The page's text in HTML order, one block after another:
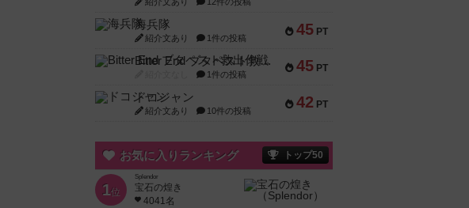
45 PT
海兵隊
紹介文あり 1件の投稿
45 PT
Bitter End ブタペスト救出作戦
1件の投稿
42 PT
ドコジャン
紹介文あり 10件の投稿
お気に入りランキング トップ50
1位
Splendor
宝石の煌き
4041名